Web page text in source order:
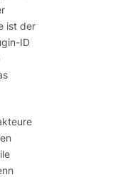
ist der
ID